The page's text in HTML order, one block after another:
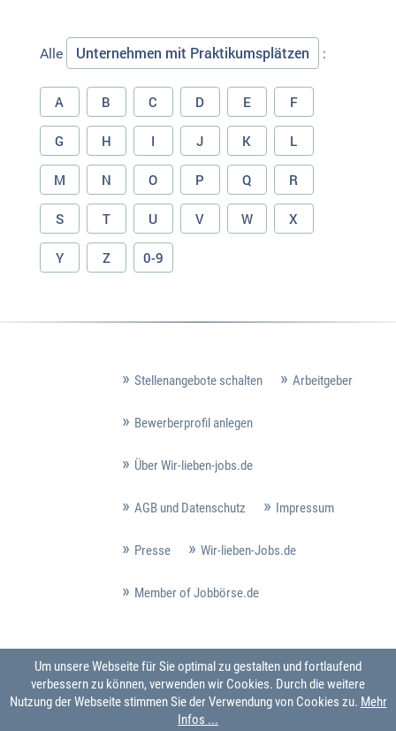
Alle Unternehmen mit Praktikumsplätzen :
A B C D E F
G H I J K L
M N O P Q R
S T U V W X
Y Z 0-9
Stellenangebote schalten Arbeitgeber
Bewerberprofil anlegen
Über Wir-lieben-jobs.de
AGB und Datenschutz Impressum
Presse Wir-lieben-Jobs.de
Member of Jobbörse.de
Um unsere Webseite für Sie optimal zu gestalten und fortlaufend
verbessern zu können, verwenden wir Cookies. Durch die weitere
Nutzung der Webseite stimmen Sie der Verwendung von Cookies zu. Mehr
Infos ...